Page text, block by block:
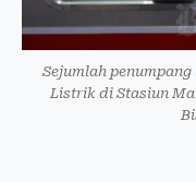
Sejumlah
Listrik di Stasiun